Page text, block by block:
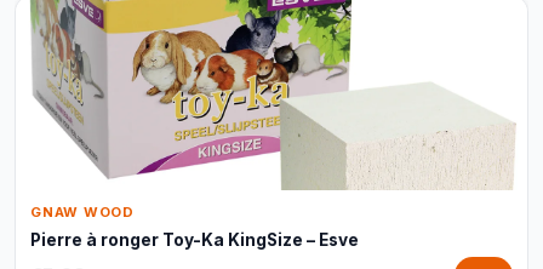
GNAW WOOD
Pierre à ronger Toy-Ka KingSize – Esve